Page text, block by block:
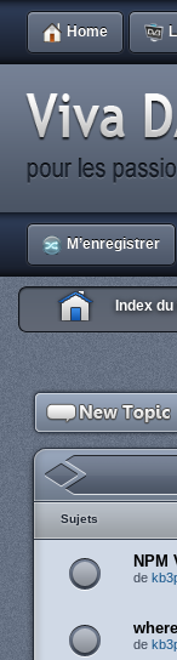
Home
M’enregistrer
Index
Sujets
NPM
de
de